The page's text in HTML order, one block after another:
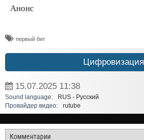
Анонс
​первый бит
Цифровизация
15.07.2025 11:38
Sound language:
RUS - Русский
Провайдер видео:
rutube